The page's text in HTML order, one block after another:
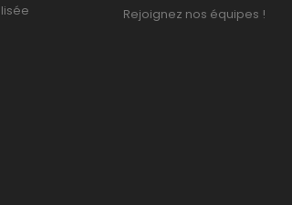
Rejoignez nos équipes !